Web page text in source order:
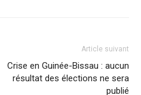
Article suivant
Crise en Guinée-Bissau : aucun
résultat des élections ne sera
publié